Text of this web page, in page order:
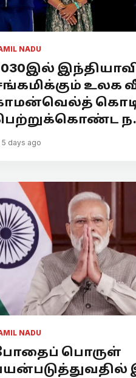
NADU
உலக
5 days ago
NADU
பொருள்